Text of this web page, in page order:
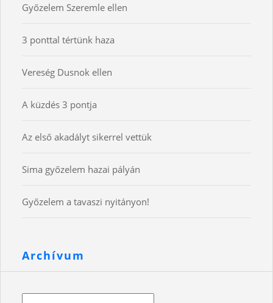
Győzelem Szeremle ellen
3 ponttal tértünk haza
Vereség Dusnok ellen
A küzdés 3 pontja
Az első akadályt sikerrel vettük
Sima győzelem hazai pályán
Győzelem a tavaszi nyitányon!
Archívum